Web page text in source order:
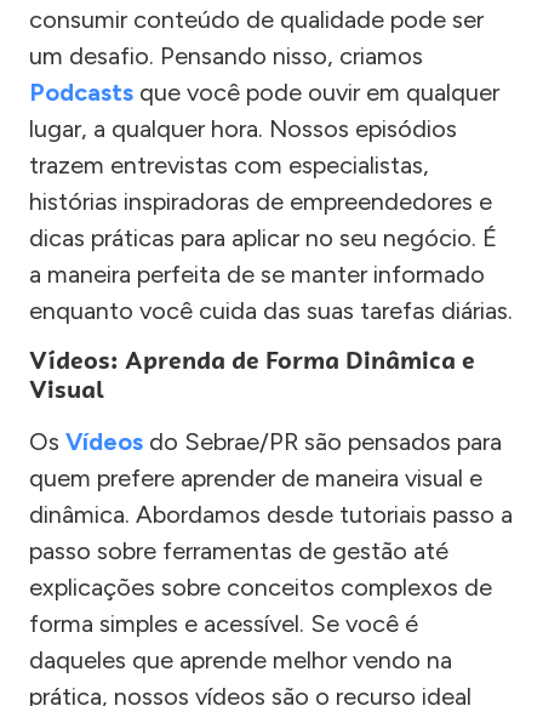
consumir conteúdo de qualidade pode ser
um desafio. Pensando nisso, criamos
Podcasts que você pode ouvir em qualquer
lugar, a qualquer hora. Nossos episódios
trazem entrevistas com especialistas,
histórias inspiradoras de empreendedores e
dicas práticas para aplicar no seu negócio. É
a maneira perfeita de se manter informado
enquanto você cuida das suas tarefas diárias.
Vídeos: Aprenda de Forma Dinâmica e
Visual
Os Vídeos do Sebrae/PR são pensados para
quem prefere aprender de maneira visual e
dinâmica. Abordamos desde tutoriais passo a
passo sobre ferramentas de gestão até
explicações sobre conceitos complexos de
forma simples e acessível. Se você é
daqueles que aprende melhor vendo na
prática, nossos vídeos são o recurso ideal